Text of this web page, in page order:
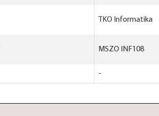
TKO Informatika
MSZO INF108
-